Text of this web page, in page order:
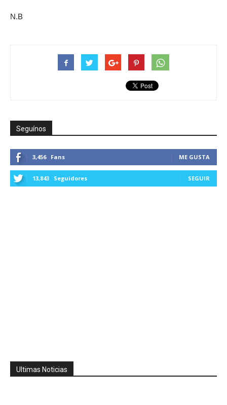
N.B
Seguínos
3,456 Fans ME GUSTA
13,843 Seguidores SEGUIR
Ultimas Noticias